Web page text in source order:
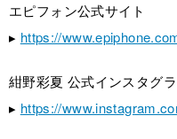
エピフォン公式サイト
▸ https://
紺野彩夏 公式インスタグ
▸ https://